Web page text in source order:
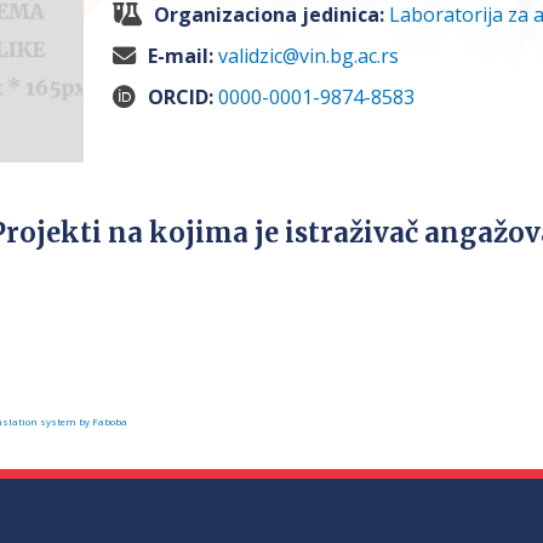
Organizaciona jedinica: Laboratorija za
E-mail:validzic@vin.bg.ac.rs
ORCID:0000-0001-9874-8583
na kojima je istraživač
system by Faboba